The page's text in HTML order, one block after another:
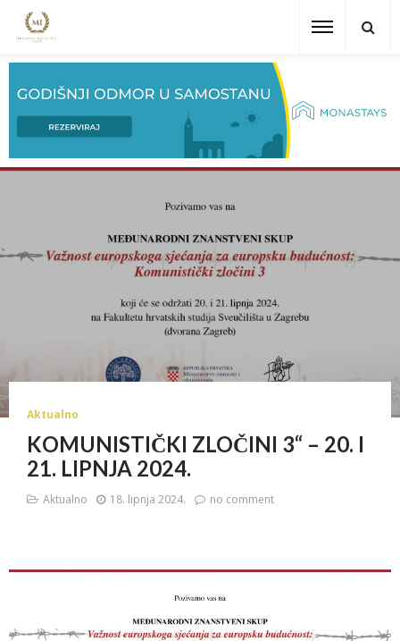
Aktualno
KOMUNISTIČKI ZLOČINI 3“ – 20. I
21. LIPNJA 2024.
Aktualno 18. lipnja 2024. no comment